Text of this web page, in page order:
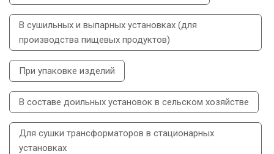
В сушильных и выпарных установках (для
производства пищевых продуктов)
При упаковке изделий
В составе доильных установок в сельском хозяйстве
Для сушки трансформаторов в стационарных
установках